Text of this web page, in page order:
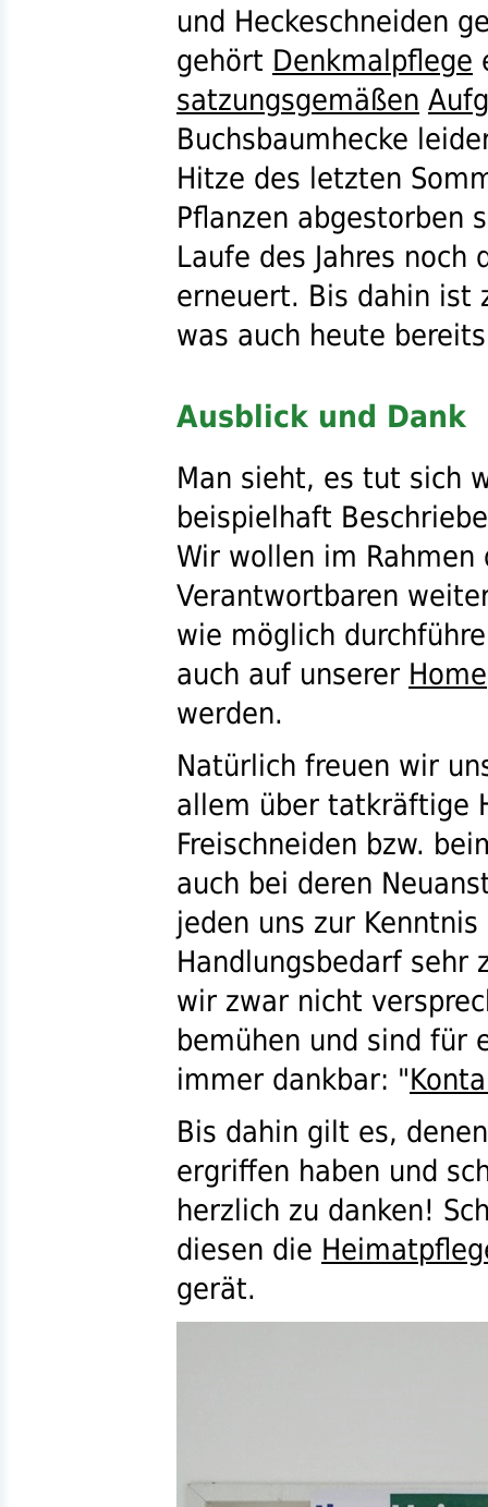
und Heckeschneiden
gehört Denkmalpflege
satzungsgemäßen
Buchsbaumhecke
Hitze des letzten
Pflanzen abgestorben
Laufe des Jahres noch
erneuert. Bis dahin ist
was auch heute
Ausblick und Dank
Man sieht, es tut sich
beispielhaft
Wir wollen im Rahmen
Verantwortbaren
wie möglich
auch auf unserer
werden.
Natürlich freuen wir
allem über tatkräftige
Freischneiden bzw.
auch bei deren
jeden uns zur
Handlungsbedarf sehr
wir zwar nicht
bemühen und sind für
immer dankbar: "
Bis dahin gilt es,
ergriffen haben und
herzlich zu danken!
diesen die
gerät.